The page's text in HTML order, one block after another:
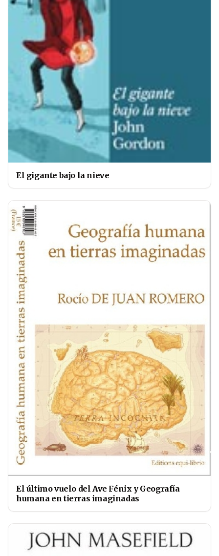
El gigante bajo la nieve
El último vuelo del Ave Fénix y Geografía
humana en tierras imaginadas